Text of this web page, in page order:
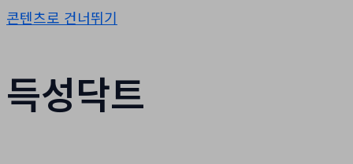
콘텐츠로 건너뛰기
득성닥트